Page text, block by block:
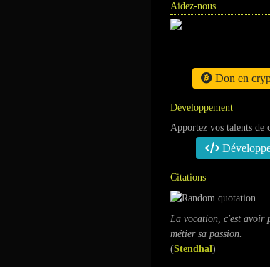
Aidez-nous
Don en
Développement
Apportez vos talents de
Citations
La vocation, c'est avoir
métier sa passion.
(Stendhal)